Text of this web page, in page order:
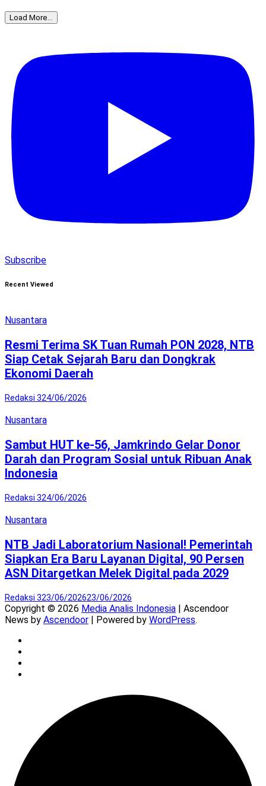
Load More...
Subscribe
Recent Viewed
Nusantara
Resmi Terima SK Tuan Rumah PON 2028, NTB
Siap Cetak Sejarah Baru dan Dongkrak
Ekonomi Daerah
Redaksi 324/06/2026
Nusantara
Sambut HUT ke-56, Jamkrindo Gelar Donor
Darah dan Program Sosial untuk Ribuan Anak
Indonesia
Redaksi 324/06/2026
Nusantara
NTB Jadi Laboratorium Nasional! Pemerintah
Siapkan Era Baru Layanan Digital, 90 Persen
ASN Ditargetkan Melek Digital pada 2029
Redaksi 323/06/202623/06/2026
Copyright © 2026 Media Analis Indonesia | Ascendoor
News by Ascendoor | Powered by WordPress.